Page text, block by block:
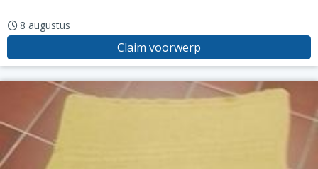
8 augustus
Claim voorwerp